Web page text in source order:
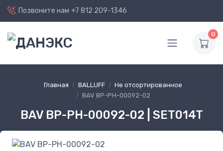
Позвоните нам +7 812 209-1346
0
Главная BALLUFF
Не отсортированное
BAV BP-PH-00092-02
BAV BP-PH-00092-02 | SET014T